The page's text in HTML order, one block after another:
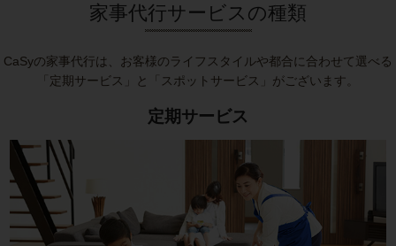
家事代行サービスの種類
CaSyの家事代行は、お客様のライフスタイルや都合に合わせて選べる
「定期サービス」と「スポットサービス」がございます。
定期サービス